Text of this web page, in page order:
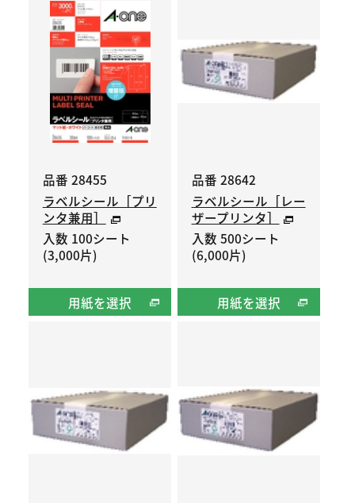
品番 28455
ラベルシール［プリ
ンタ兼用］
入数 100シート
(3,000片)
用紙を選択
品番 28642
ラベルシール［レー
ザープリンタ］
入数 500シート
(6,000片)
用紙を選択